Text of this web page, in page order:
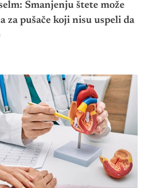
Smanjenju štete može
za pušače koji nisu uspeli da